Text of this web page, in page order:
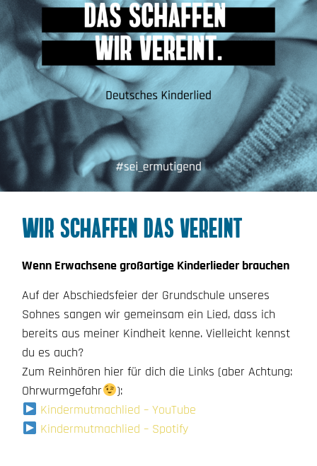
WIR SCHAFFEN DAS VEREINT
Wenn Erwachsene großartige Kinderlieder brauchen
Auf der Abschiedsfeier der Grundschule unseres
Sohnes sangen wir gemeinsam ein Lied, dass ich
bereits aus meiner Kindheit kenne. Vielleicht kennst
du es auch?
Zum Reinhören hier für dich die Links (aber Achtung:
Ohrwurmgefahr
):
Kindermutmachlied – YouTube
Kindermutmachlied – Spotify